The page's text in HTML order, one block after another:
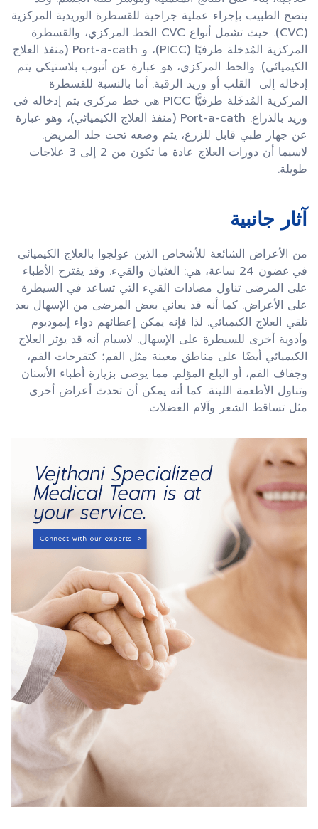
ينصح الطبيب بإجراء عملية جراحية للقسطرة الوريدية المركزية
(CVC). حيث تشمل أنواع CVC الخط المركزي، والقسطرة
المركزية المُدخلة طرفيًا (PICC)، و Port-a-cath (منفذ العلاج
الكيميائي). والخط المركزي، هو عبارة عن أنبوب بلاستيكي يتم
إدخاله إلى القلب أو وريد الرقبة. أما بالنسبة للقسطرة
المركزية المُدخَلة طرفيًّا PICC هي خط مركزي يتم إدخاله في
وريد بالذراع. Port-a-cath (منفذ العلاج الكيميائي)، وهو عبارة
عن جهاز طبي قابل للزرع، يتم وضعه تحت جلد المريض.
لاسيما أن دورات العلاج عادة ما تكون من 2 إلى 3 علاجات
طويلة.
آثار جانبية
من الأعراض الشائعة للأشخاص الذين عولجوا بالعلاج الكيميائي
في غضون 24 ساعة، هي: الغثيان والقيء. وقد يقترح الأطباء
على المرضى تناول مضادات القيء التي تساعد في السيطرة
على الأعراض. كما أنه قد يعاني بعض المرضى من الإسهال بعد
تلقي العلاج الكيميائي. لذا فإنه يمكن إعطائهم دواء إيموديوم
وأدوية أخرى للسيطرة على الإسهال. لاسيام أنه قد يؤثر العلاج
الكيميائي أيضًا على مناطق معينة مثل الفم؛ كتقرحات الفم،
وجفاف الفم، أو البلع المؤلم. مما يوصى بزيارة أطباء الأسنان
وتناول الأطعمة اللينة. كما أنه يمكن أن تحدث أعراض أخرى
مثل تساقط الشعر وآلام العضلات.